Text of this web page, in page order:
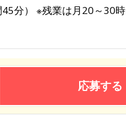
分） ※残業は月20～30
応募する